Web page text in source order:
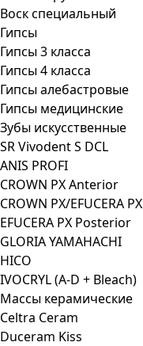
Воск специальный
Гипсы
Гипсы 3 класса
Гипсы 4 класса
Гипсы алебастровые
Гипсы медицинские
Зубы искусственные
SR Vivodent S DCL
ANIS PROFI
CROWN PX Anterior
CROWN PX/EFUCERA PX
EFUCERA PX Posterior
GLORIA YAMAHACHI
HICO
IVOCRYL (A-D + Bleach)
Массы керамические
Celtra Ceram
Duceram Kiss